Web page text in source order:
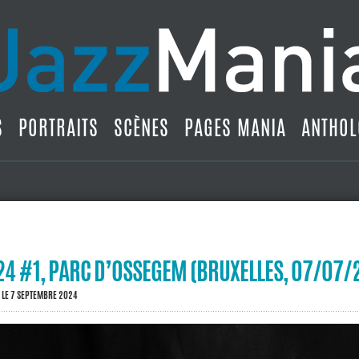
PORTRAITS SCÈNES PAGES MANIA
#1, PARC D’OSSEGEM (BRUXELLES, 07/
LE 7 SEPTEMBRE 2024